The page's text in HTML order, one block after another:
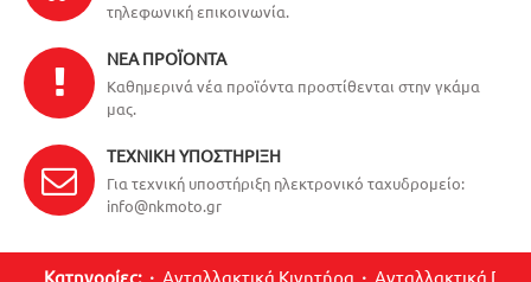
τηλεφωνική επικοινωνία.
ΝΈΑ ΠΡΟΪΌΝΤΑ
Καθημερινά νέα προϊόντα προστίθενται στην γκάμα
μας.
ΤΕΧΝΙΚΉ ΥΠΟΣΤΉΡΙΞΗ
Για τεχνική υποστήριξη ηλεκτρονικό ταχυδρομείο:
info@nkmoto.gr
Κατηγορίες: Ανταλλακτικά Κινητήρα Ανταλλακτικά